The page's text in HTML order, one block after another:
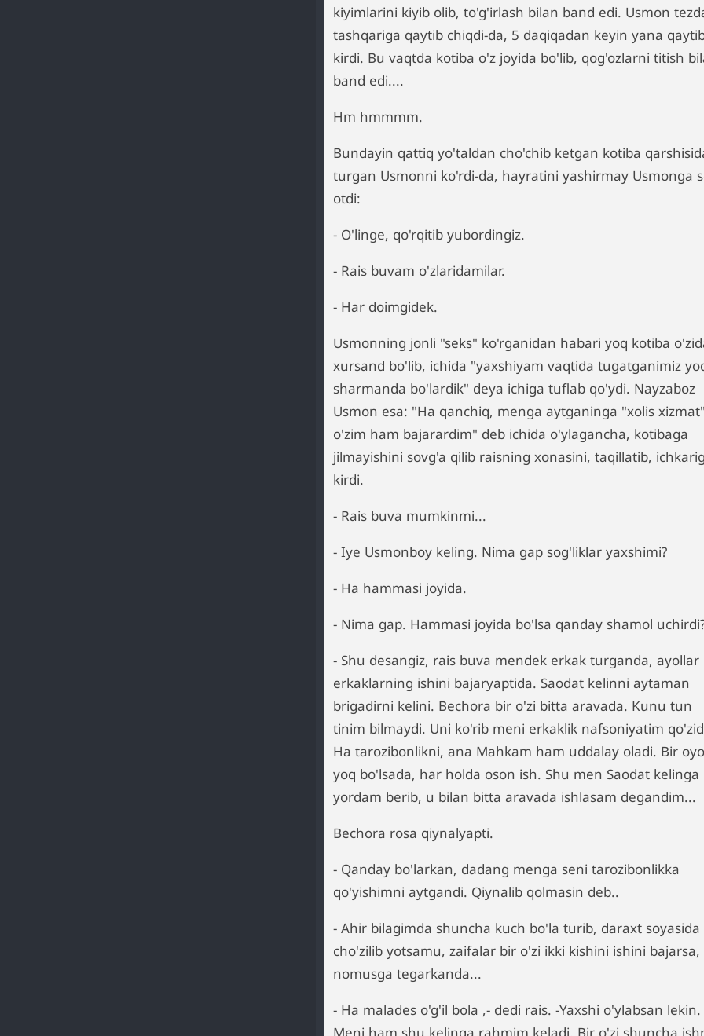
kiyimlarini kiyib olib, to'g'irlash bilan band edi. Usmon
tashqariga qaytib chiqdi-da, 5 daqiqadan keyin yana
kirdi. Bu vaqtda kotiba o'z joyida bo'lib, qog'ozlarni titish
band edi....
Hm hmmmm.
Bundayin qattiq yo'taldan cho'chib ketgan kotiba
turgan Usmonni ko'rdi-da, hayratini yashirmay Usmonga
otdi:
- O'linge, qo'rqitib yubordingiz.
- Rais buvam o'zlaridamilar.
- Har doimgidek.
Usmonning jonli "seks" ko'rganidan habari yoq kotiba
xursand bo'lib, ichida "yaxshiyam vaqtida tugatganimiz
sharmanda bo'lardik" deya ichiga tuflab qo'ydi. Nayzaboz
Usmon esa: "Ha qanchiq, menga aytganinga "xolis
o'zim ham bajarardim" deb ichida o'ylagancha, kotibaga
jilmayishini sovg'a qilib raisning xonasini, taqillatib,
kirdi.
- Rais buva mumkinmi...
- Iye Usmonboy keling. Nima gap sog'liklar yaxshimi?
- Ha hammasi joyida.
- Nima gap. Hammasi joyida bo'lsa qanday shamol
- Shu desangiz, rais buva mendek erkak turganda, ayollar
erkaklarning ishini bajaryaptida. Saodat kelinni aytaman
brigadirni kelini. Bechora bir o'zi bitta aravada. Kunu tun
tinim bilmaydi. Uni ko'rib meni erkaklik nafsoniyatim
Ha tarozibonlikni, ana Mahkam ham uddalay oladi. Bir
yoq bo'lsada, har holda oson ish. Shu men Saodat kelinga
yordam berib, u bilan bitta aravada ishlasam degandim...
Bechora rosa qiynalyapti.
- Qanday bo'larkan, dadang menga seni tarozibonlikka
qo'yishimni aytgandi. Qiynalib qolmasin deb..
- Ahir bilagimda shuncha kuch bo'la turib, daraxt soyasida
cho'zilib yotsamu, zaifalar bir o'zi ikki kishini ishini bajarsa,
nomusga tegarkanda...
- Ha malades o'g'il bola ,- dedi rais. -Yaxshi o'ylabsan lekin.